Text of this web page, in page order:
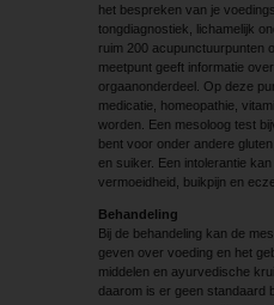
het bespreken van je
tongdiagnostiek, lichamelijk
ruim 200 acupunctuurpunten
meetpunt geeft informatie
orgaanonderdeel. Op deze
medicatie, homeopathie,
worden. Een mesoloog test
bent voor onder andere
en suiker. Een intolerantie
vermoeidheid, buikpijn en
Behandeling
Bij de behandeling kan de
geven over voeding en het
middelen en ayurvedische
daarom is er geen standaard